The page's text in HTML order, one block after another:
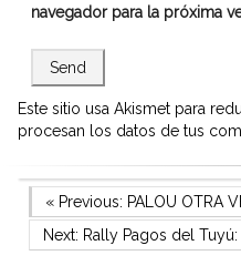
navegador para la próxima
Este sitio usa Akismet para
procesan los datos de tus
Navegación
de
Previous Post
« Previous: PALOU OTRA
Next Post
Next: Rally Pagos del